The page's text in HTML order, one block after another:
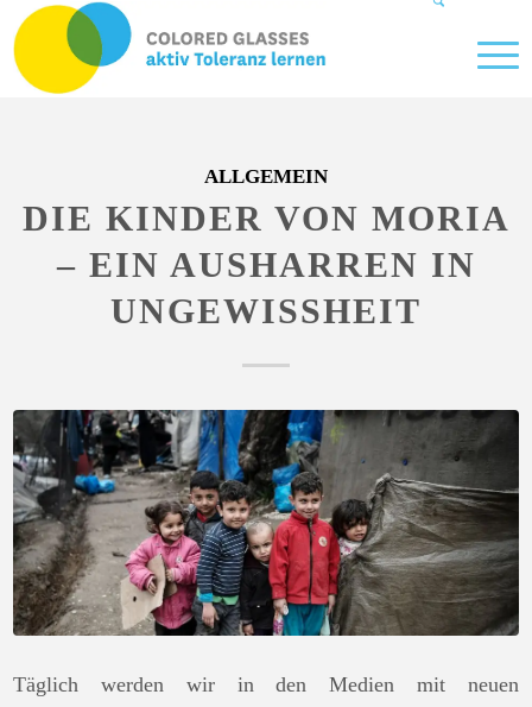
ALLGEMEIN
DIE KINDER VON MORIA
– EIN AUSHARREN IN
UNGEWISSHEIT
Täglich werden wir in den Medien mit neuen